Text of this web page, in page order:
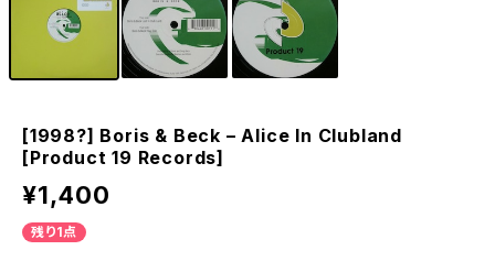
[1998?] Boris & Beck – Alice In Clubland
[Product 19 Records]
¥1,400
残り1点